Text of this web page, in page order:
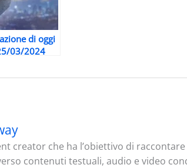
di oggi
03/2024
creator che ha l’obiettivo di
contenuti testuali, audio e video